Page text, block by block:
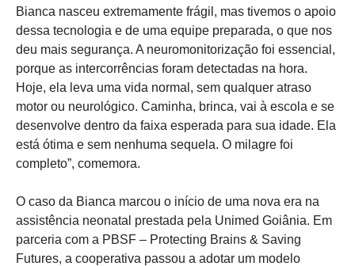
Bianca nasceu extremamente frágil, mas tivemos o apoio
dessa tecnologia e de uma equipe preparada, o que nos
deu mais segurança. A neuromonitorização foi essencial,
porque as intercorrências foram detectadas na hora.
Hoje, ela leva uma vida normal, sem qualquer atraso
motor ou neurológico. Caminha, brinca, vai à escola e se
desenvolve dentro da faixa esperada para sua idade. Ela
está ótima e sem nenhuma sequela. O milagre foi
completo”, comemora.
O caso da Bianca marcou o início de uma nova era na
assistência neonatal prestada pela Unimed Goiânia. Em
parceria com a PBSF – Protecting Brains & Saving
Futures, a cooperativa passou a adotar um modelo